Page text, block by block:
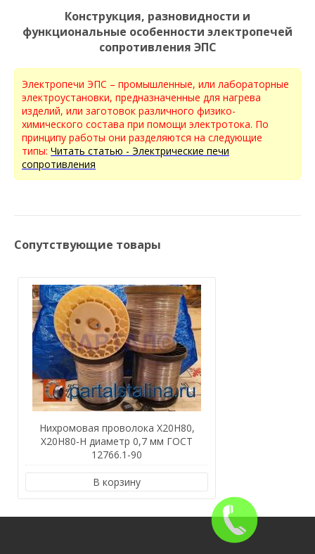
Конструкция, разновидности и
функциональные особенности электропечей
сопротивления ЭПС
Электропечи ЭПС – промышленные, или лабораторные
электроустановки, предназначенные для нагрева
изделий, или заготовок различного физико-
химического состава при помощи электротока. По
принципу работы они разделяются на следующие
типы: Читать статью - Электрические печи
сопротивления
Сопутствующие товары
Нихромовая проволока Х20Н80,
Х20Н80-Н диаметр 0,7 мм ГОСТ
12766.1-90
В корзину